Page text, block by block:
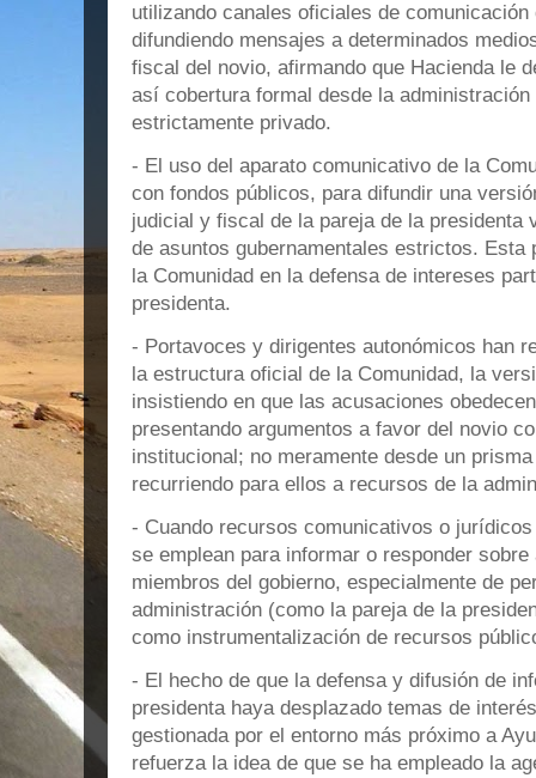
utilizando canales oficiales de
difundiendo mensajes a determinados
fiscal del novio, afirmando que Hacienda le
así cobertura formal desde la
estrictamente privado.
- El uso del aparato comunicativo de la
con fondos públicos, para difundir una
judicial y fiscal de la pareja de la presidenta
de asuntos gubernamentales estrictos.
la Comunidad en la defensa de intereses
presidenta.
- Portavoces y dirigentes autonómicos han
la estructura oficial de la Comunidad, la
insistiendo en que las acusaciones
presentando argumentos a favor del novio
institucional; no meramente desde un
recurriendo para ellos a recursos de la
- Cuando recursos comunicativos o
se emplean para informar o responder
miembros del gobierno, especialmente de
administración (como la pareja de la
como instrumentalización de recursos
- El hecho de que la defensa y difusión de
presidenta haya desplazado temas de
gestionada por el entorno más próximo a
refuerza la idea de que se ha empleado la